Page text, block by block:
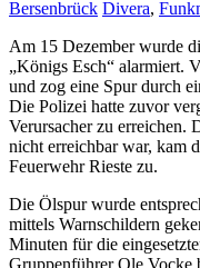
Bersenbrück Divera,
Am 15 Dezember wurde
„Königs Esch“ alarmiert.
und zog eine Spur durch
Die Polizei hatte zuvor
Verursacher zu erreichen.
nicht erreichbar war, kam
Feuerwehr Rieste zu.
Die Ölspur wurde
mittels Warnschildern
Minuten für die